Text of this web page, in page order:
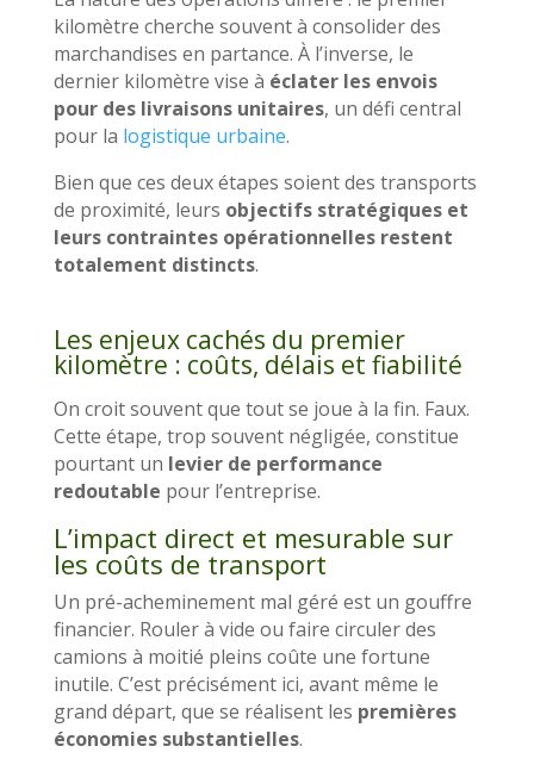
kilomètre cherche souvent à consolider des
marchandises en partance. À l’inverse, le
dernier kilomètre vise à éclater les envois
pour des livraisons unitaires, un défi central
pour la logistique urbaine.
Bien que ces deux étapes soient des transports
de proximité, leurs objectifs stratégiques et
leurs contraintes opérationnelles restent
totalement distincts.
Les enjeux cachés du premier
kilomètre : coûts, délais et fiabilité
On croit souvent que tout se joue à la fin. Faux.
Cette étape, trop souvent négligée, constitue
pourtant un levier de performance
redoutable pour l’entreprise.
L’impact direct et mesurable sur
les coûts de transport
Un pré-acheminement mal géré est un gouffre
financier. Rouler à vide ou faire circuler des
camions à moitié pleins coûte une fortune
inutile. C’est précisément ici, avant même le
grand départ, que se réalisent les premières
économies substantielles.